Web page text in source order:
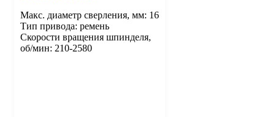
Макс. диаметр сверления, мм: 16
Тип привода: ремень
Скорости вращения шпинделя,
об/мин: 210-2580